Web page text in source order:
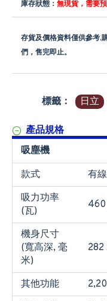
庫存狀態： 無現貨，需要預
存貨及價格資料僅供參考,
們，售完即止。
標籤： 日立
產品規格
吸塵機
款式
有
吸力功率
(瓦)
機身尺寸
(寬高深, 毫
米)
282
其他功能